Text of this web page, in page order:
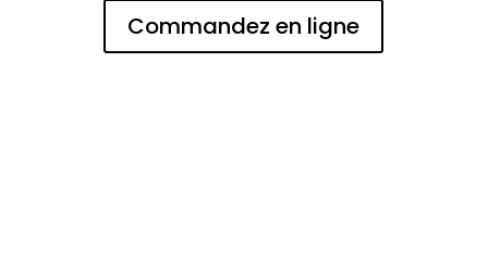
Commandez en ligne